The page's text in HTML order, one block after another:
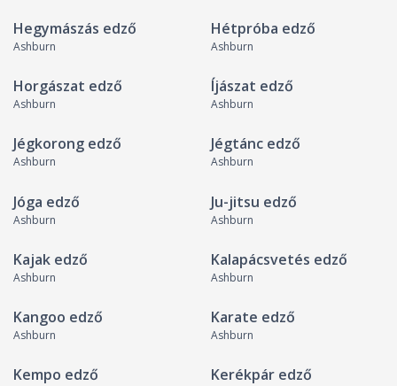
Hegymászás edző
Ashburn
Hétpróba edző
Ashburn
Horgászat edző
Ashburn
Íjászat edző
Ashburn
Jégkorong edző
Ashburn
Jégtánc edző
Ashburn
Jóga edző
Ashburn
Ju-jitsu edző
Ashburn
Kajak edző
Ashburn
Kalapácsvetés edző
Ashburn
Kangoo edző
Ashburn
Karate edző
Ashburn
Kempo edző Kerékpár edző